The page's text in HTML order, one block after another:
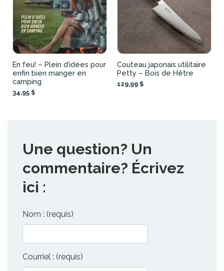
En feu! – Plein d’idées pour
enfin bien manger en
camping
34,95 $
Couteau japonais utilitaire
Petty – Bois de Hêtre
129,99 $
Une question? Un
commentaire? Écrivez
ici :
Nom : (requis)
Courriel : (requis)